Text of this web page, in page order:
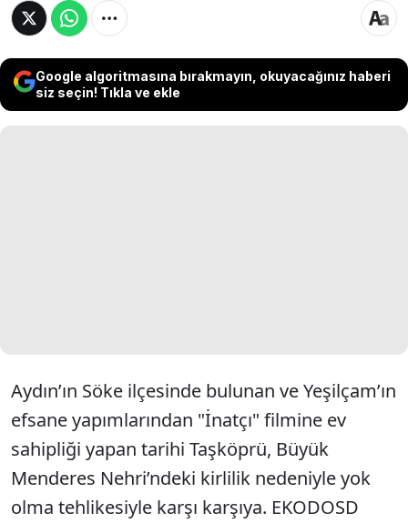
Google algoritmasına bırakmayın, okuyacağınız haberi
siz seçin! Tıkla ve ekle
Aydın’ın Söke ilçesinde bulunan ve Yeşilçam’ın
efsane yapımlarından "İnatçı" filmine ev
sahipliği yapan tarihi Taşköprü, Büyük
Menderes Nehri’ndeki kirlilik nedeniyle yok
olma tehlikesiyle karşı karşıya. EKODOSD